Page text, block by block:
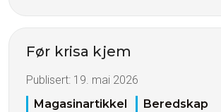
Før krisa kjem
Publisert: 19. mai 2026
Magasinartikkel
Beredskap